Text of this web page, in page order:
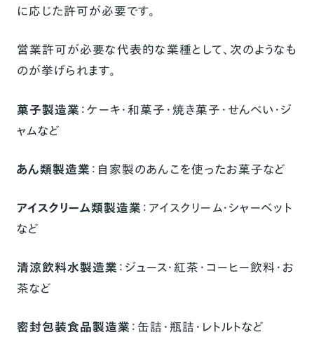
に応じた許可が必要です。
営業許可が必要な代表的な業種として、次のようなも
のが挙げられます。
菓子製造業 ：ケーキ・和菓子・焼き菓子・せんべい・ジ
ャムなど
あん類製造業 ：自家製のあんこを使ったお菓子など
アイスクリーム類製造業 ：アイスクリーム・シャーベット
など
清涼飲料水製造業 ：ジュース・紅茶・コーヒー飲料・お
茶など
密封包装食品製造業 ：缶詰・瓶詰・レトルトなど